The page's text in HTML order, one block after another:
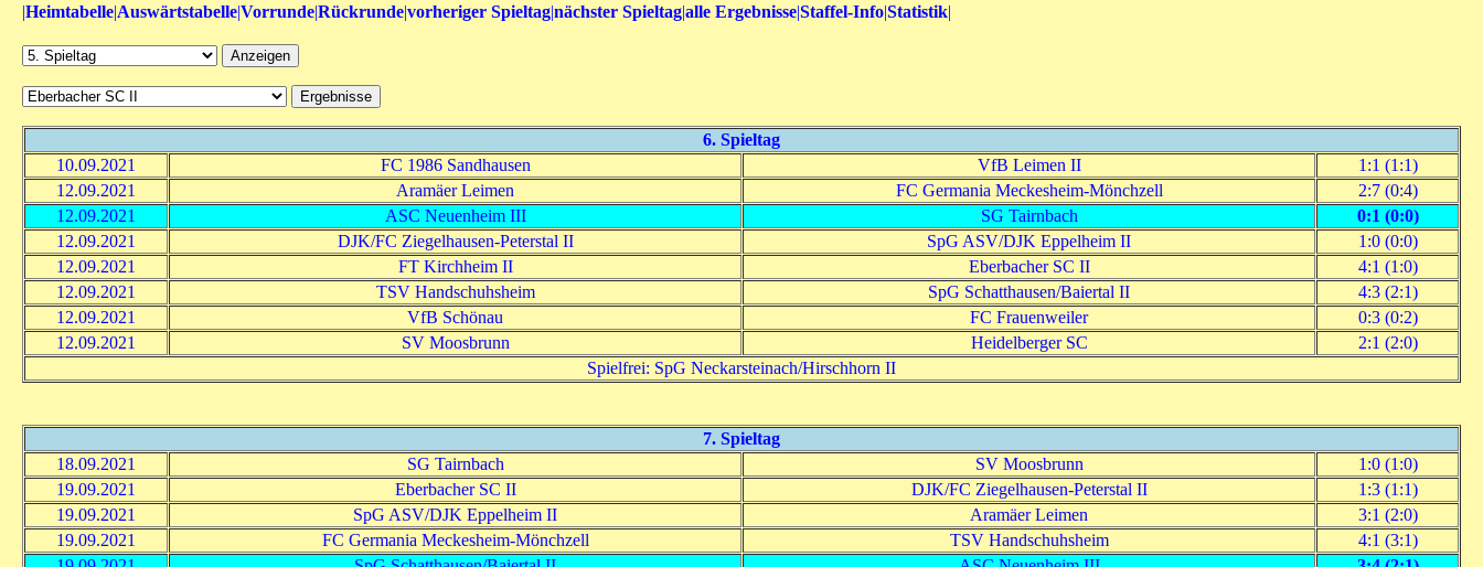
|Heimtabelle|Auswärtstabelle|Vorrunde|Rückrunde|vorheriger Spieltag|nächster Spieltag|alle Ergebnisse|Staffel-Info|Statistik|
6. Spieltag
10.09.2021
FC 1986 Sandhausen VfB Leimen II
1:1 (1:1)
12.09.2021
Aramäer Leimen FC Germania Meckesheim-Mönchzell
2:7 (0:4)
12.09.2021
ASC Neuenheim III SG Tairnbach
0:1 (0:0)
12.09.2021
DJK/FC Ziegelhausen-Peterstal II SpG ASV/DJK Eppelheim II
1:0 (0:0)
12.09.2021
FT Kirchheim II Eberbacher SC II
4:1 (1:0)
12.09.2021
TSV Handschuhsheim SpG Schatthausen/Baiertal II
4:3 (2:1)
12.09.2021
VfB Schönau FC Frauenweiler
0:3 (0:2)
12.09.2021
SV Moosbrunn Heidelberger SC
2:1 (2:0)
Spielfrei: SpG Neckarsteinach/Hirschhorn II
7. Spieltag
18.09.2021
SG Tairnbach SV Moosbrunn
1:0 (1:0)
19.09.2021
Eberbacher SC II DJK/FC Ziegelhausen-Peterstal II
1:3 (1:1)
19.09.2021
SpG ASV/DJK Eppelheim II Aramäer Leimen
3:1 (2:0)
19.09.2021
FC Germania Meckesheim-Mönchzell TSV Handschuhsheim
4:1 (3:1)